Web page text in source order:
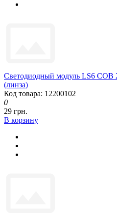
Светодиодный модуль LS6 COB
(линза)
Код товара: 12200102
0
29 грн.
В корзину